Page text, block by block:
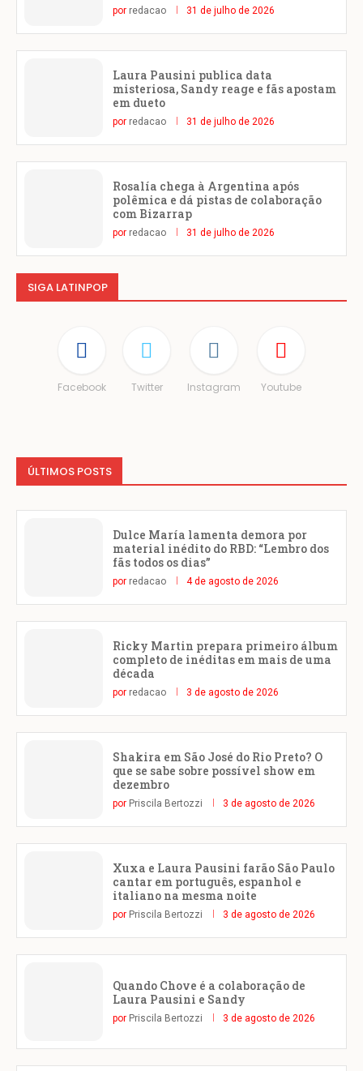
por redacao 31 de julho de 2026
Laura Pausini publica data
misteriosa, Sandy reage e fãs apostam
em dueto
por redacao 31 de julho de 2026
Rosalía chega à Argentina após
polêmica e dá pistas de colaboração
com Bizarrap
por redacao 31 de julho de 2026
SIGA LATINPOP
Facebook Twitter Instagram Youtube
ÚLTIMOS POSTS
Dulce María lamenta demora por
material inédito do RBD: “Lembro dos
fãs todos os dias”
por redacao 4 de agosto de 2026
Ricky Martin prepara primeiro álbum
completo de inéditas em mais de uma
década
por redacao 3 de agosto de 2026
Shakira em São José do Rio Preto? O
que se sabe sobre possível show em
dezembro
por Priscila Bertozzi 3 de agosto de 2026
Xuxa e Laura Pausini farão São Paulo
cantar em português, espanhol e
italiano na mesma noite
por Priscila Bertozzi 3 de agosto de 2026
Quando Chove é a colaboração de
Laura Pausini e Sandy
por Priscila Bertozzi 3 de agosto de 2026